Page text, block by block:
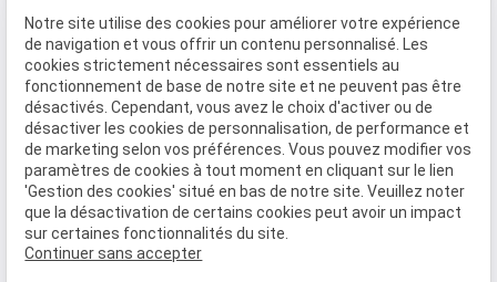
03 28 68 82 00
06 80 84 45 90
Adresse
10, chemin de Cassel
59470 BOLLEZEELE
Horaires
09:00 - 17:00
Lundi - Samedi
Notre site utilise des cookies pour améliorer votre expérience
de navigation et vous offrir un contenu personnalisé. Les
cookies strictement nécessaires sont essentiels au
fonctionnement de base de notre site et ne peuvent pas être
désactivés. Cependant, vous avez le choix d'activer ou de
désactiver les cookies de personnalisation, de performance et
de marketing selon vos préférences. Vous pouvez modifier vos
paramètres de cookies à tout moment en cliquant sur le lien
'Gestion des cookies' situé en bas de notre site. Veuillez noter
que la désactivation de certains cookies peut avoir un impact
sur certaines fonctionnalités du site.
Continuer sans accepter